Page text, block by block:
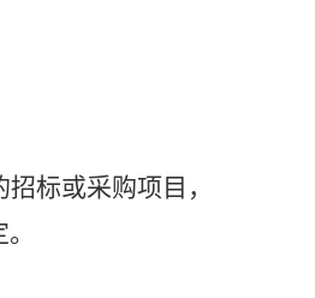
标或采购项目，